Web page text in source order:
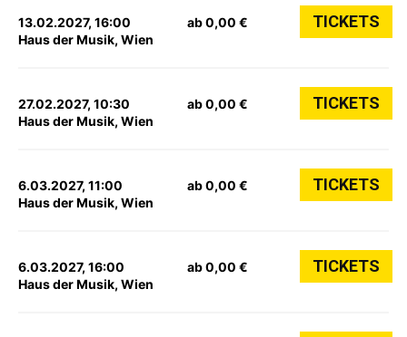
13.02.2027, 16:00
Haus der Musik, Wien
ab 0,00 € TICKETS
27.02.2027, 10:30
Haus der Musik, Wien
ab 0,00 € TICKETS
6.03.2027, 11:00
Haus der Musik, Wien
ab 0,00 € TICKETS
6.03.2027, 16:00
Haus der Musik, Wien
ab 0,00 € TICKETS